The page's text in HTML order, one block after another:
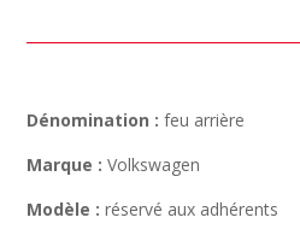
Dénomination : feu arrière
Marque : Volkswagen
Modèle : réservé aux adhérents